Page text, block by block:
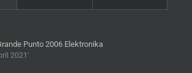
Punto 2006 Elektronika
2021'